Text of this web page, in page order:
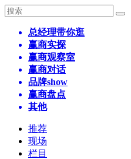
总经理带你逛
赢商实探
赢商观察室
赢商对话
品牌show
赢商盘点
其他
推荐
现场
栏目